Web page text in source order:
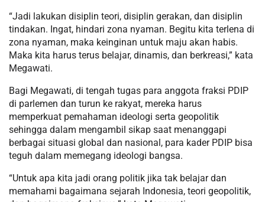
“Jadi lakukan disiplin teori, disiplin gerakan, dan disiplin
tindakan. Ingat, hindari zona nyaman. Begitu kita terlena di
zona nyaman, maka keinginan untuk maju akan habis.
Maka kita harus terus belajar, dinamis, dan berkreasi,” kata
Megawati.
Bagi Megawati, di tengah tugas para anggota fraksi PDIP
di parlemen dan turun ke rakyat, mereka harus
memperkuat pemahaman ideologi serta geopolitik
sehingga dalam mengambil sikap saat menanggapi
berbagai situasi global dan nasional, para kader PDIP bisa
teguh dalam memegang ideologi bangsa.
“Untuk apa kita jadi orang politik jika tak belajar dan
memahami bagaimana sejarah Indonesia, teori geopolitik,